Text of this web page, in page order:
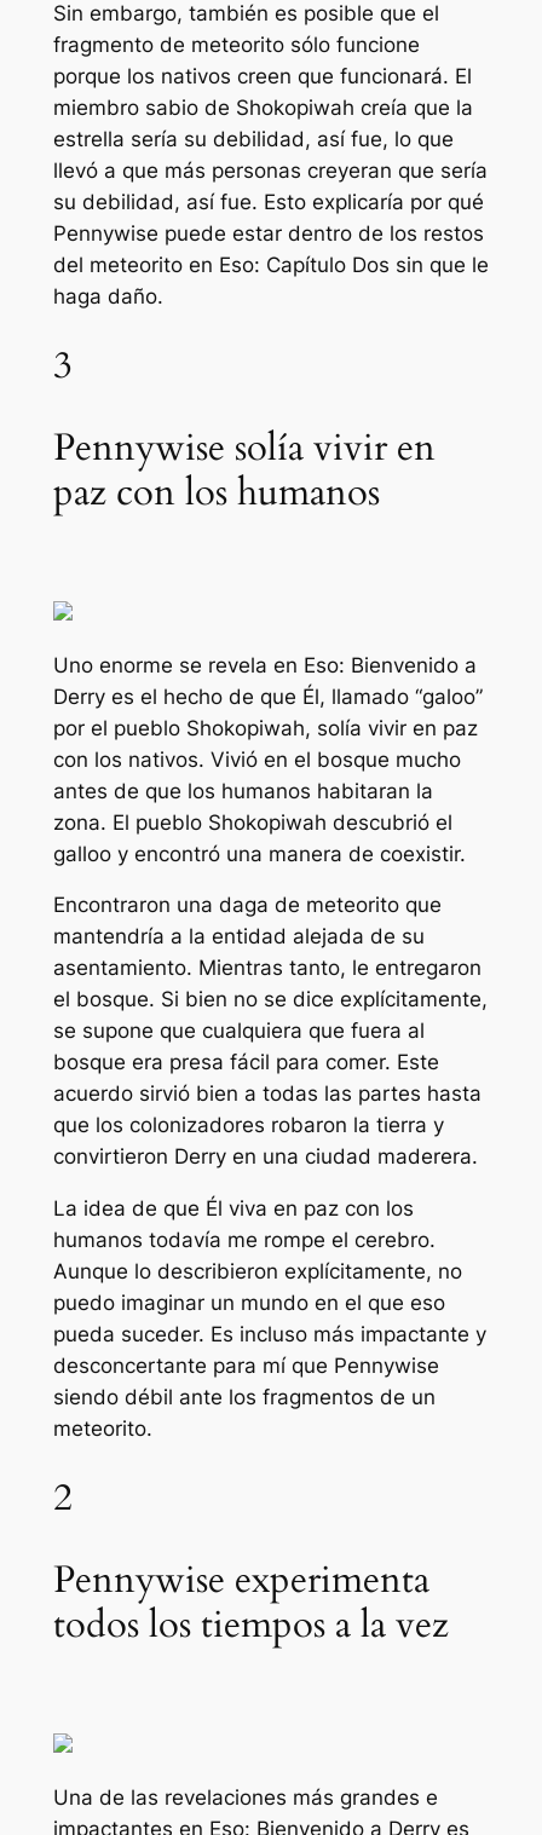
Sin embargo, también es posible que el
fragmento de meteorito sólo funcione
porque los nativos creen que funcionará. El
miembro sabio de Shokopiwah creía que la
estrella sería su debilidad, así fue, lo que
llevó a que más personas creyeran que sería
su debilidad, así fue. Esto explicaría por qué
Pennywise puede estar dentro de los restos
del meteorito en Eso: Capítulo Dos sin que le
haga daño.
3
Pennywise solía vivir en
paz con los humanos
Uno enorme se revela en Eso: Bienvenido a
Derry es el hecho de que Él, llamado “galoo”
por el pueblo Shokopiwah, solía vivir en paz
con los nativos. Vivió en el bosque mucho
antes de que los humanos habitaran la
zona. El pueblo Shokopiwah descubrió el
galloo y encontró una manera de coexistir.
Encontraron una daga de meteorito que
mantendría a la entidad alejada de su
asentamiento. Mientras tanto, le entregaron
el bosque. Si bien no se dice explícitamente,
se supone que cualquiera que fuera al
bosque era presa fácil para comer. Este
acuerdo sirvió bien a todas las partes hasta
que los colonizadores robaron la tierra y
convirtieron Derry en una ciudad maderera.
La idea de que Él viva en paz con los
humanos todavía me rompe el cerebro.
Aunque lo describieron explícitamente, no
puedo imaginar un mundo en el que eso
pueda suceder. Es incluso más impactante y
desconcertante para mí que Pennywise
siendo débil ante los fragmentos de un
meteorito.
2
Pennywise experimenta
todos los tiempos a la vez
Una de las revelaciones más grandes e
impactantes en Eso: Bienvenido a Derryes